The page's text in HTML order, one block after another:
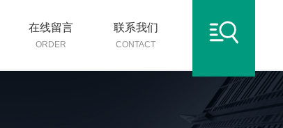
在线留言
ORDER
联系我们
CONTACT